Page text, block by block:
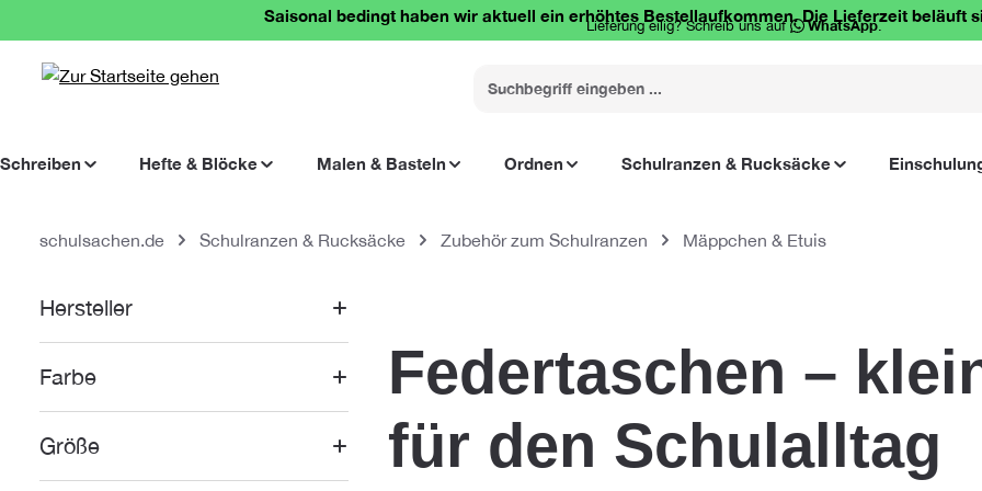
Zur Hauptnavigation springenSaisonal bedingt haben wir aktuell ein erhöhtes Bestellaufkommen. Die Lieferzeit beläuft
Lieferung eilig? Schreib uns auf WhatsApp.
Schreiben Hefte & Blöcke Malen & Basteln Ordnen Schulranzen & Rucksäcke
schulsachen.de Schulranzen & Rucksäcke Zubehör zum Schulranzen Mäppchen & Etuis
Hersteller
Farbe
Größe
Federtaschen –
für den Schulalltag